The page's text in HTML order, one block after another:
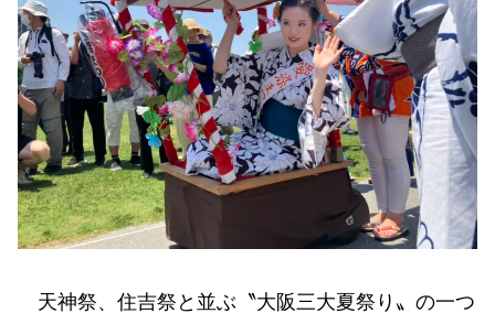
天神祭、住吉祭と並ぶ〝大阪三大夏祭り〟の一つ